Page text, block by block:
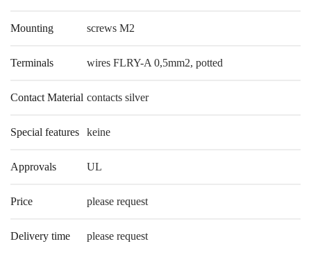
Mounting screws M2
Terminals wires FLRY-A 0,5mm2, potted
Contact Material contacts silver
Special features keine
Approvals UL
Price please request
Delivery time please request